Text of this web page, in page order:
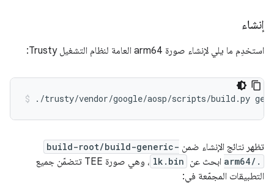
إنشاء
استخدِم ما يلي لإنشاء صورة arm64 العامة لنظام التشغيل Trusty:
تظهر نتائج الإنشاء ضمن build-root/build-generic-
arm64/. ابحث عن lk.bin
، وهي صورة TEE تتضمّن جميع
التطبيقات المجمّعة في: